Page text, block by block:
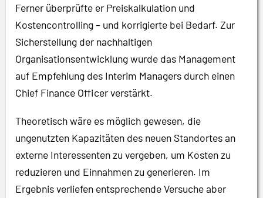
Ferner überprüfte er Preiskalkulation und
Kostencontrolling – und korrigierte bei Bedarf. Zur
Sicherstellung der nachhaltigen
Organisationsentwicklung wurde das Management
auf Empfehlung des Interim Managers durch einen
Chief Finance Officer verstärkt.
Theoretisch wäre es möglich gewesen, die
ungenutzten Kapazitäten des neuen Standortes an
externe Interessenten zu vergeben, um Kosten zu
reduzieren und Einnahmen zu generieren. Im
Ergebnis verliefen entsprechende Versuche aber